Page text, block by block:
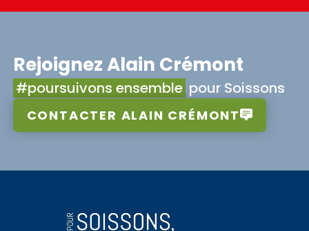
Rejoignez Alain Crémont
#poursuivons ensemble pour Soissons
CONTACTER ALAIN CRÉMONT